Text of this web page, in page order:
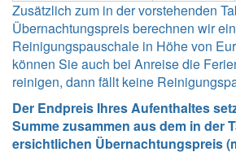
Zusätzlich zum in der vorstehenden
Übernachtungspreis berechnen wir
Reinigungspauschale in Höhe von
können Sie auch bei Anreise die
reinigen, dann fällt keine
Der Endpreis Ihres Aufenthaltes
Summe zusammen aus dem in der
ersichtlichen Übernachtungspreis